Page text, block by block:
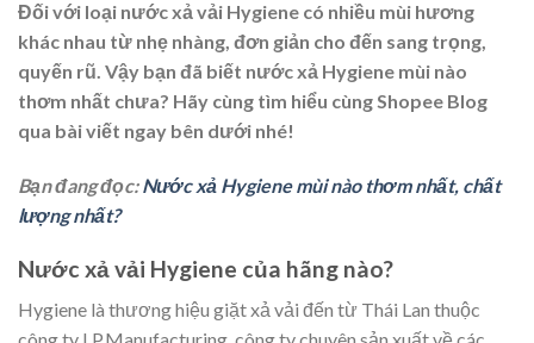
Đối với loại nước xả vải Hygiene có nhiều mùi hương
khác nhau từ nhẹ nhàng, đơn giản cho đến sang trọng,
quyến rũ. Vậy bạn đã biết nước xả Hygiene mùi nào
thơm nhất chưa? Hãy cùng tìm hiểu cùng Shopee Blog
qua bài viết ngay bên dưới nhé!
Bạn đang đọc:Nước xả Hygiene mùi nào thơm nhất, chất
lượng nhất?
Nước xả vải Hygiene của hãng nào?
Hygiene là thương hiệu giặt xả vải đến từ Thái Lan thuộc